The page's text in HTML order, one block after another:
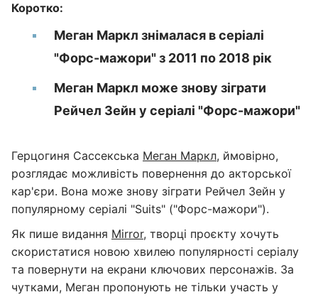
Коротко:
Меган Маркл знімалася в серіалі
"Форс-мажори" з 2011 по 2018 рік
Меган Маркл може знову зіграти
Рейчел Зейн у серіалі "Форс-мажори"
Герцогиня Сассекська Меган Маркл, ймовірно,
розглядає можливість повернення до акторської
кар'єри. Вона може знову зіграти Рейчел Зейн у
популярному серіалі "Suits" ("Форс-мажори").
Як пише видання Mirror, творці проєкту хочуть
скористатися новою хвилею популярності серіалу
та повернути на екрани ключових персонажів. За
чутками, Меган пропонують не тільки участь у